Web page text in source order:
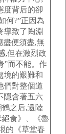
度背后的卻
何?”正因為
導致了陶淵
盡便須盡,無
,但在激烈政
”而不能。作
境的艱難和
們對整個道
隱含著五六
之后,還陸
食》、《魯
的《草堂春